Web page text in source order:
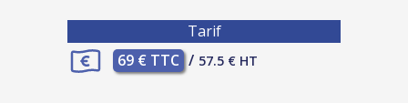
Tarif
69 € TTC / 57.5 € HT